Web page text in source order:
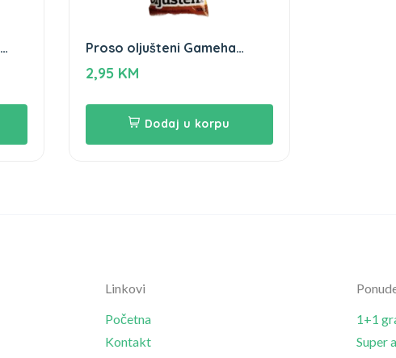
Proso oljušteni Gameha
500g
2,95 KM
Dodaj u korpu
Linkovi
Početna
Kontakt
1+1
Super